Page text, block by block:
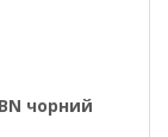
чорний